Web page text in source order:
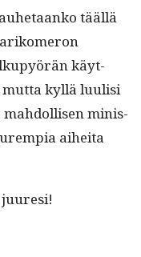
tääl­lä
käyt­
mut­ta kyl­lä luulisi
mah­dol­lisen min­is­
aihei­ta